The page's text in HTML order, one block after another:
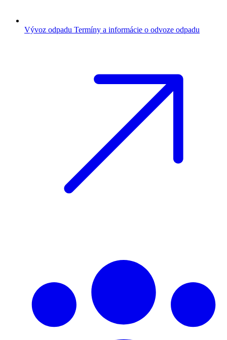
Vývoz odpadu Termíny a informácie o odvoze odpadu